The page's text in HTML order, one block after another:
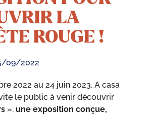
LA
ROUGE !
09/2022
2022 au 24 juin 2023, A casa
le public à venir découvrir
», une exposition conçue,